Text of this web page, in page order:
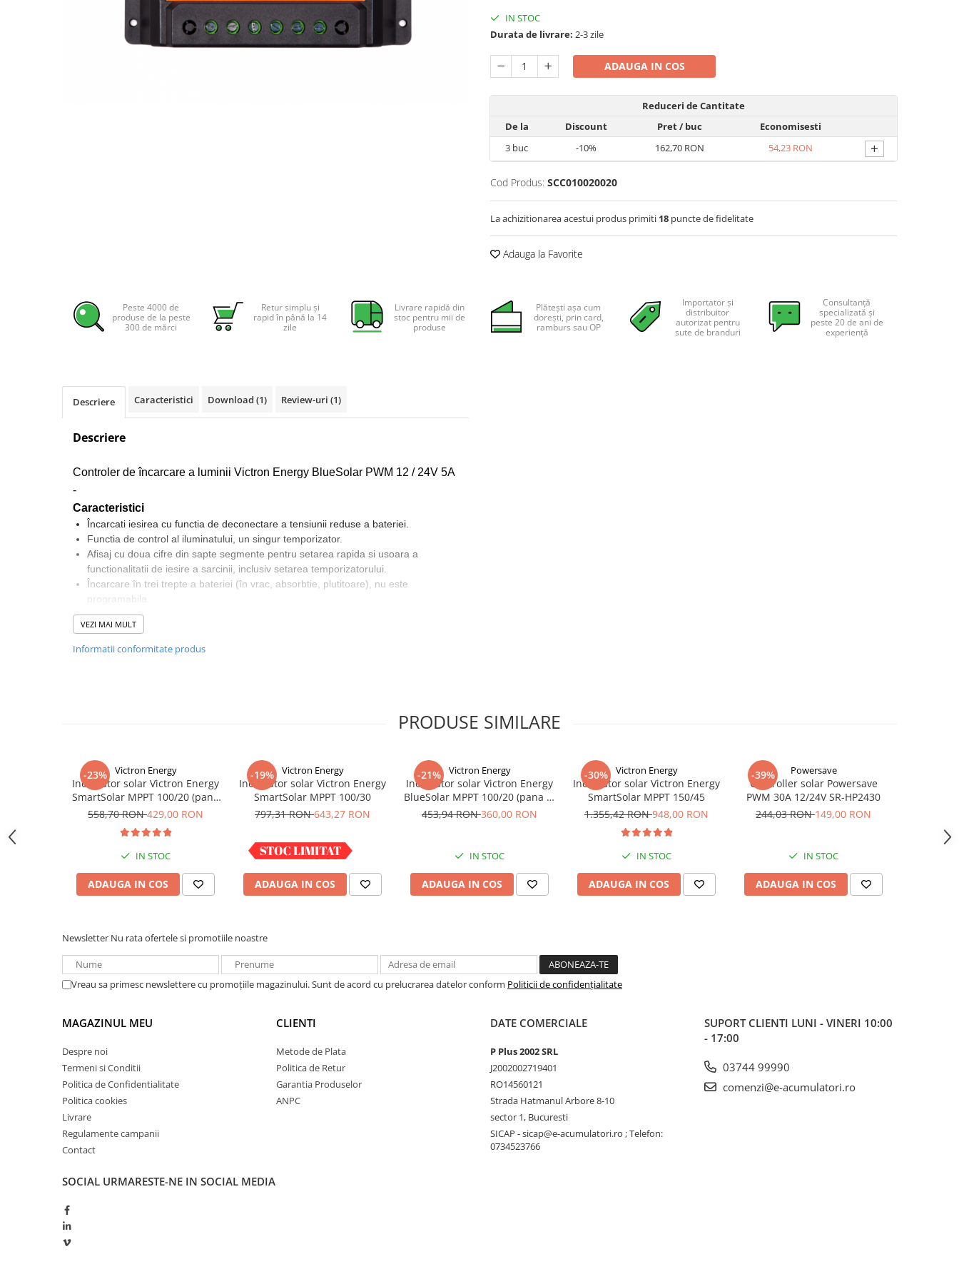
Panouri fotovoltaice si accesorii
Pachete complete stocare energie
Sisteme fotovoltaice de putere
mica (rulota/caravan/case de
Sisteme fotovoltaice profesionale
Statii de incarcare vehicule
Statii de incarcare
Cabluri de incarcare vehicule
Prize de incarcare vehicule
Turbine eoliene pentru casă
Acumulatori VRLA AGM/GEL /
SLA AGM (Sealed Lead Acid)
Deep Cycle - Tractiune/Semi-
Marine & Caravan
Redresoare, incarcatoare si testere
Redresoare auto, moto, barci si
UPS pentru centrale termice si
sisteme de urgenta - acumulator
UPS Calculatoare si Servere
UPS Trifazat
Stabilizatoare Tensiune
PDUs unitati de distributie a
Cabinete baterii
Acumulatori UPS
Drumetii / Camping
IN STOC
Durata de livrare: 2-3 zile
ADAUGA IN COS
Reduceri de Cantitate
De la
Discount Pret/ buc
Economisesti
3 buc -10% 162,70 RON 54,23 RON +
Cod Produs: SCC010020020
La achizitionarea acestui produs primiti 18 puncte de fidelitate
Adauga la Favorite
Peste 4000 de
produse de la peste
300 de mărci
Retur simplu și
rapid în până la 14
zile
Livrare rapidă din
stoc pentru mii de
produse
Plătești așa cum
dorești, prin card,
ramburs sau OP
Importator și
distribuitor
autorizat pentru
sute de branduri
Consultanță
specializată și
peste 20 de ani de
experiență
Descriere Caracteristici Download (1) Review-uri (1)
Descriere
Controler de încarcare a luminii Victron Energy BlueSolar PWM 12 / 24V 5A
-
Caracteristici
Încarcati iesirea cu functia de deconectare a tensiunii reduse a bateriei.
Functia de control al iluminatului, un singur temporizator.
Afisaj cu doua cifre din sapte segmente pentru setarea rapida si usoara a
functionalitatii de iesire a sarcinii, inclusiv setarea temporizatorului.
Încarcare în trei trepte a bateriei (în vrac, absorbtie, plutitoare), nu este
programabila.
Iesire de încarcare protejata împotriva suprasolicitarii si scurtcircuitului.
Protejat împotriva conexiunii de polaritate inversa a panoului solar si / sau a
bateriei.
VEZI MAI MULT
Informatii conformitate produs
PRODUSE SIMILARE
-23% Victron Energy
Incarcator solar Victron Energy
SmartSolar MPPT 100/20 (pana
la 48V) Retail
558,70 RON429,00 RON
IN STOC
ADAUGA IN COS
-19% Victron Energy
Incarcator solar Victron Energy
SmartSolar MPPT 100/30
797,31 RON643,27 RON
IN STOC
ADAUGA IN COS
-21% Victron Energy
Incarcator solar Victron Energy
BlueSolar MPPT 100/20 (pana la
48V) Retail
453,94 RON360,00 RON
IN STOC
ADAUGA IN COS
-30% Victron Energy
Incarcator solar Victron Energy
SmartSolar MPPT 150/45
1.355,42 RON948,00 RON
IN STOC
ADAUGA IN COS
-39% Powersave
Controller solar Powersave
PWM 30A 12/24V SR-HP2430
244,03 RON149,00 RON
IN STOC
ADAUGA IN COS
Newsletter Nu rata ofertele si promotiile noastre
Vreau sa primesc newslettere cu promoțiile magazinului. Sunt de acord cu prelucrarea datelor conform Politicii de confidențialitate
MAGAZINUL MEU
Despre noi
Termeni si Conditii
Politica de Confidentialitate
Politica cookies
Livrare
Regulamente campanii
Contact
CLIENTI
Metode de Plata
Politica de Retur
Garantia Produselor
ANPC
DATE COMERCIALE
P Plus 2002 SRL
J2002002719401
RO14560121
Strada Hatmanul Arbore 8-10
sector 1, Bucuresti
SICAP - sicap@e-acumulatori.ro ; Telefon:
0734523766
SUPORT CLIENTI LUNI - VINERI 10:00
- 17:00
03744 99990
comenzi@e-acumulatori.ro
SOCIAL URMARESTE-NE IN SOCIAL MEDIA